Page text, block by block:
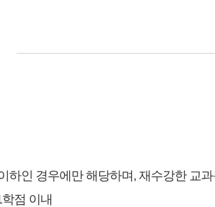
하인 경우에만 해당하며, 재수강한 교
점 이내